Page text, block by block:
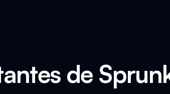
de